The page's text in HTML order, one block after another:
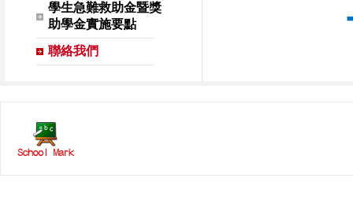
學生急難救助金暨獎
助學金實施要點
聯絡我們